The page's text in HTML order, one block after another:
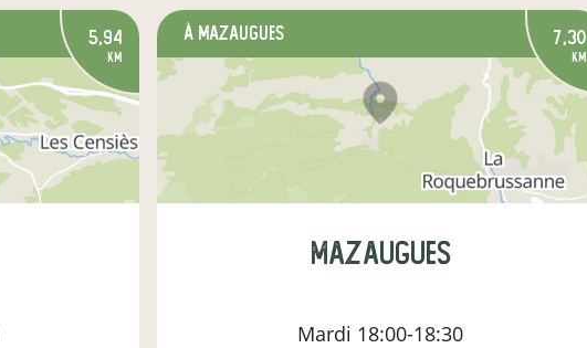
5,94
km
à Mazaugues 7,30
km
Mazaugues
Mardi 18:00-18:30